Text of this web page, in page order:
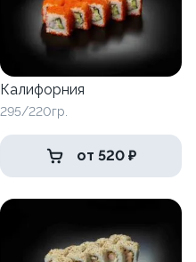
Калифорния
295/220гр.
от 520 ₽